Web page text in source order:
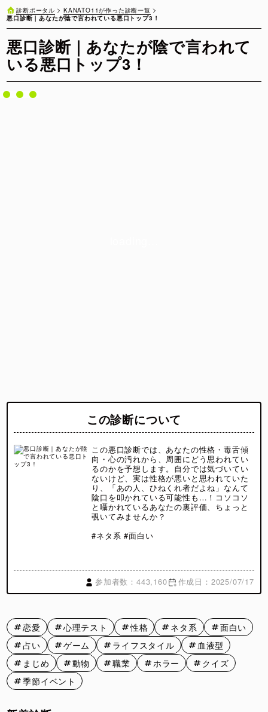
診断ポータル
KANATO11が作った診断一覧
悪口診断｜あなたが陰で言われている悪口トップ3！
悪口診断｜あなたが陰で言われて
いる悪口トップ3！
この診断について
この悪口診断では、あなたの性格・毒舌傾
向・心の汚れから、周囲にどう思われてい
るのかを予想します。自分では気づいてい
ないけど、実は性格が悪いと思われていた
り、「あの人、ひねくれ者だよね」なんて
陰口を叩かれている可能性も…！コソコソ
と囁かれているあなたの裏評価、ちょっと
覗いてみませんか？
#ネタ系 #面白い
参加者数：443,160 作成日：2025/07/17
恋愛 心理テスト 性格 ネタ系
面白い
占い
ゲーム ライフスタイル
血液型
まじめ
動物 職業 ホラー
クイズ
季節イベント